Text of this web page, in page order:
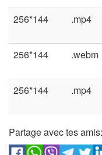
256*144
.mp4
256*144
.webm
256*144
.mp4
Partage avec tes amis: